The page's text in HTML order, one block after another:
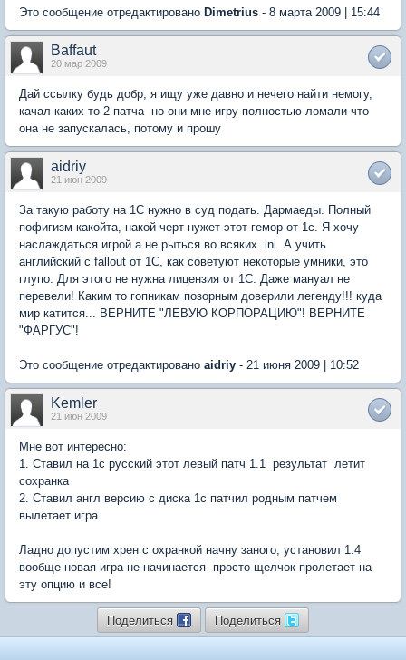
Это сообщение отредактировано Dimetrius - 8 марта 2009 | 15:44
Baffaut
20 мар 2009
Дай ссылку будь добр, я ищу уже давно и нечего найти немогу,
качал каких то 2 патча  но они мне игру полностью ломали что
она не запускалась, потому и прошу
aidriy
21 июн 2009
За такую работу на 1С нужно в суд подать. Дармаеды. Полный
пофигизм какойта, накой черт нужет этот гемор от 1с. Я хочу
наслаждаться игрой а не рыться во всяких .ini. А учить
английский с fallout от 1С, как советуют некоторые умники, это
глупо. Для этого не нужна лицензия от 1С. Даже мануал не
перевели! Каким то гопникам позорным доверили легенду!!! куда
мир катится... ВЕРНИТЕ "ЛЕВУЮ КОРПОРАЦИЮ"! ВЕРНИТЕ
"ФАРГУС"!
Это сообщение отредактировано aidriy - 21 июня 2009 | 10:52
Kemler
21 июн 2009
Мне вот интересно:
1. Ставил на 1с русский этот левый патч 1.1  результат  летит
сохранка
2. Ставил англ версию с диска 1с патчил родным патчем 
вылетает игра
Ладно допустим хрен с охранкой начну заного, установил 1.4
вообще новая игра не начинается  просто щелчок пролетает на
эту опцию и все!
Поделиться Поделиться